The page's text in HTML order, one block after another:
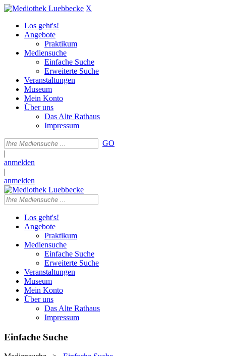
X
Los geht's!
Angebote
Praktikum
Mediensuche
Einfache Suche
Erweiterte Suche
Veranstaltungen
Museum
Mein Konto
Über uns
Das Alte Rathaus
Impressum
GO
|
anmelden
|
anmelden
Los geht's!
Angebote
Praktikum
Mediensuche
Einfache Suche
Erweiterte Suche
Veranstaltungen
Museum
Mein Konto
Über uns
Das Alte Rathaus
Impressum
Einfache Suche